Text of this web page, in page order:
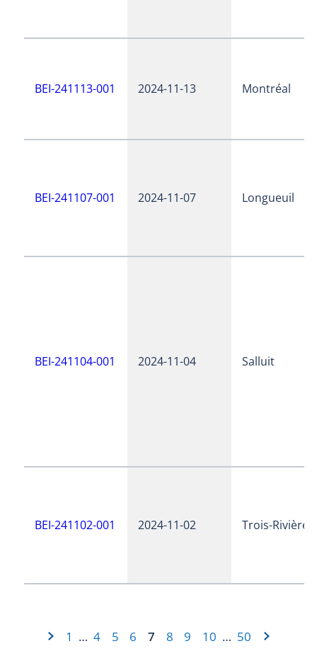
BEI-241113-001 2024-11-13 Montréal
BEI-241107-001 2024-11-07 Longueuil
BEI-241104-001 2024-11-04 Salluit
BEI-241102-001 2024-11-02 Trois-Rivières
1 … 4 5 6 7 8 9 10 … 50